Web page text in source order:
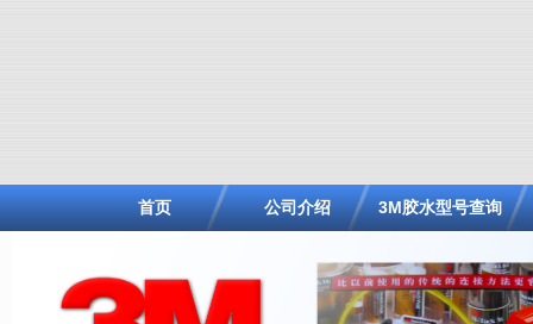
首页 公司介绍 3M胶水型号查询